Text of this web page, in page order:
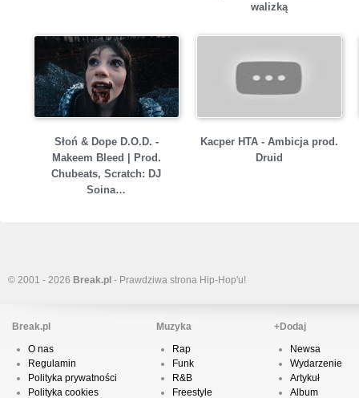
walizką
Słoń & Dope D.O.D. -
Makeem Bleed | Prod.
Chubeats, Scratch: DJ
Soina…
Kacper HTA - Ambicja prod.
Druid
© 2001 - 2026 Break.pl - Prawdziwa strona Hip-Hop'u!
Break.pl
O nas
Regulamin
Polityka prywatności
Polityka cookies
Muzyka
Rap
Funk
R&B
Freestyle
+Dodaj
Newsa
Wydarzenie
Artykuł
Album